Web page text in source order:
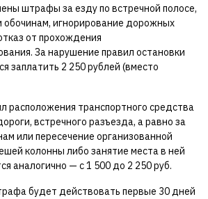
штрафы за езду по встречной полосе,
обочинам, игнорирование дорожных
от прохождения
За нарушение правил остановки
заплатить 2 250 рублей (вместо
расположения транспортного средства
встречного разъезда, а равно за
или пересечение организованной
колонны либо занятие места в ней
аналогично — с 1 500 до 2 250 руб.
будет действовать первые 30 дней